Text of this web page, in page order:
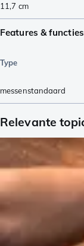
11,7 cm
Features & functies
Type
messenstandaard
Relevante